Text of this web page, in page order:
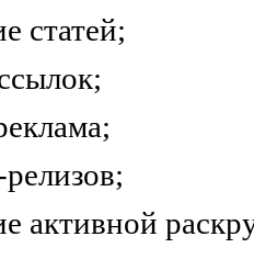
статей;
релизов;
активной